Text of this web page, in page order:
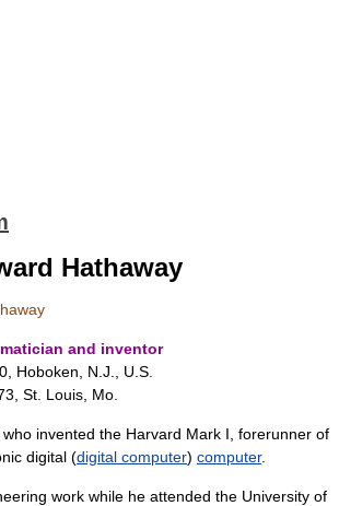
Hathaway
and inventor
Hoboken, N.J., U.S.
St. Louis, Mo.
invented the Harvard Mark I, forerunner of
digital (digital computer) computer.
work while he attended the University of